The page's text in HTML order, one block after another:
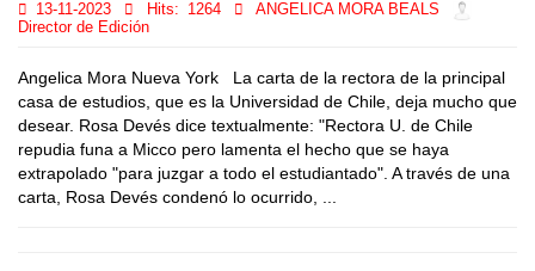
13-11-2023 Hits: 1264
ANGELICA MORA BEALS
Director de Edición
Angelica Mora Nueva York La carta de la rectora de la principal
casa de estudios, que es la Universidad de Chile, deja mucho que
desear. Rosa Devés dice textualmente: "Rectora U. de Chile
repudia funa a Micco pero lamenta el hecho que se haya
extrapolado "para juzgar a todo el estudiantado". A través de una
carta, Rosa Devés condenó lo ocurrido, ...